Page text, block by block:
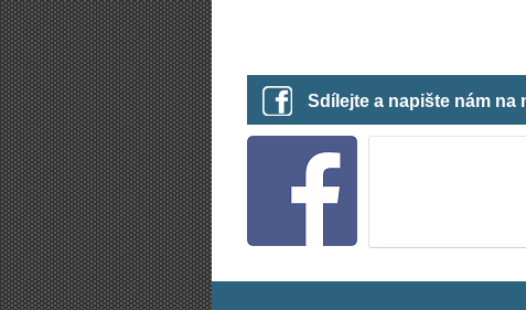
Sdílejte a napište nám na